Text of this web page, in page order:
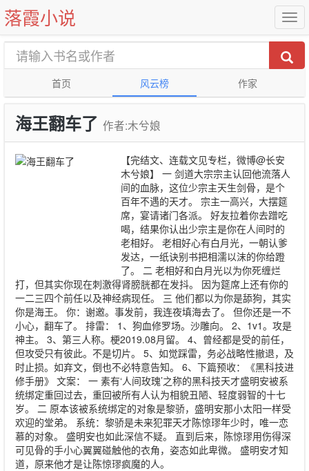
落霞小说
首页 风云榜 作家
海王翻车了 作者:木兮娘
【完结文、连载文见专栏，微博@长安
木兮娘】 一 剑道大宗宗主认回他流落人
间的血脉，这位少宗主天生剑骨，是个
百年不遇的天才。 宗主一高兴，大摆筵
席，宴请诸门各派。 好友拉着你去蹭吃
喝，结果你认出少宗主是你在人间时的
老相好。 老相好心有白月光，一朝认爹
发达，一纸诀别书把相濡以沫的你给蹬
了。 二 老相好和白月光以为你死缠烂
打，但其实你现在刺激得肾膀胱都在发抖。 因为筵席上还有你的
一二三四个前任以及神经病现任。 三 他们都以为你是舔狗，其实
你是海王。 你：谢邀。事发前，我连夜填海去了。 但你还是一不
小心，翻车了。 排雷： 1、狗血修罗场。沙雕向。 2、1v1。攻是
神主。 3、第三人称。梗2019.08月留。 4、曾经都是受的前任，
但攻受只有彼此。不是切片。 5、如觉踩雷，务必战略性撤退，及
时止损。如弃文，倒也不必特意告知。 6、下篇预收：《黑科技进
修手册》 文案： 一 素有‘人间玫瑰’之称的黑科技天才盛明安被系
统绑定重回过去，重回被所有人认为相貌丑陋、轻度弱智的十七
岁。 二 原本该被系统绑定的对象是黎骄，盛明安那小太阳一样受
欢迎的堂弟。 系统：黎骄是未来犯罪天才陈惊璆年少时，唯一恋
慕的对象。 盛明安也如此深信不疑。 直到后来，陈惊璆用伤得深
可见骨的手小心翼翼碰触他的衣角，姿态如此卑微。 盛明安才知
道，原来他才是让陈惊璆疯魔的人。